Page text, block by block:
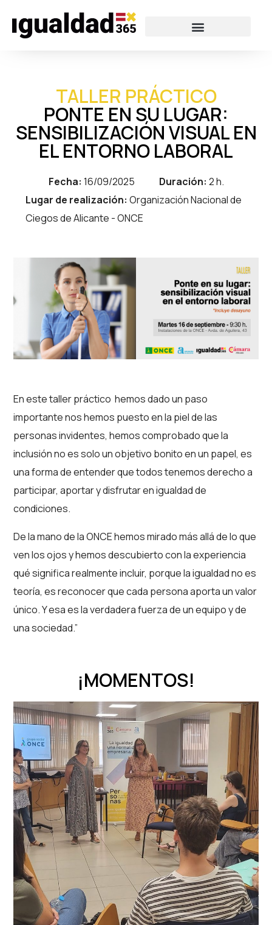
TALLER PRÁCTICO
PONTE EN SU LUGAR:
SENSIBILIZACIÓN VISUAL EN
EL ENTORNO LABORAL
Fecha: 16/09/2025 Duración: 2 h.
Lugar de realización: Organización Nacional de
Ciegos de Alicante - ONCE
En este taller práctico hemos dado un paso
importante nos hemos puesto en la piel de las
personas invidentes, hemos comprobado que la
inclusión no es solo un objetivo bonito en un papel, es
una forma de entender que todos tenemos derecho a
participar, aportar y disfrutar en igualdad de
condiciones.
De la mano de la ONCE hemos mirado más allá de lo que
ven los ojos y hemos descubierto con la experiencia
qué significa realmente incluir, porque la igualdad no es
teoría, es reconocer que cada persona aporta un valor
único. Y esa es la verdadera fuerza de un equipo y de
una sociedad.”
¡MOMENTOS!